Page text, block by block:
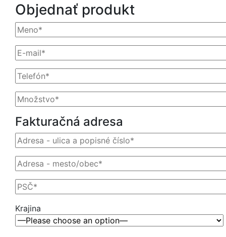
Objednať produkt
Fakturačná adresa
Krajina